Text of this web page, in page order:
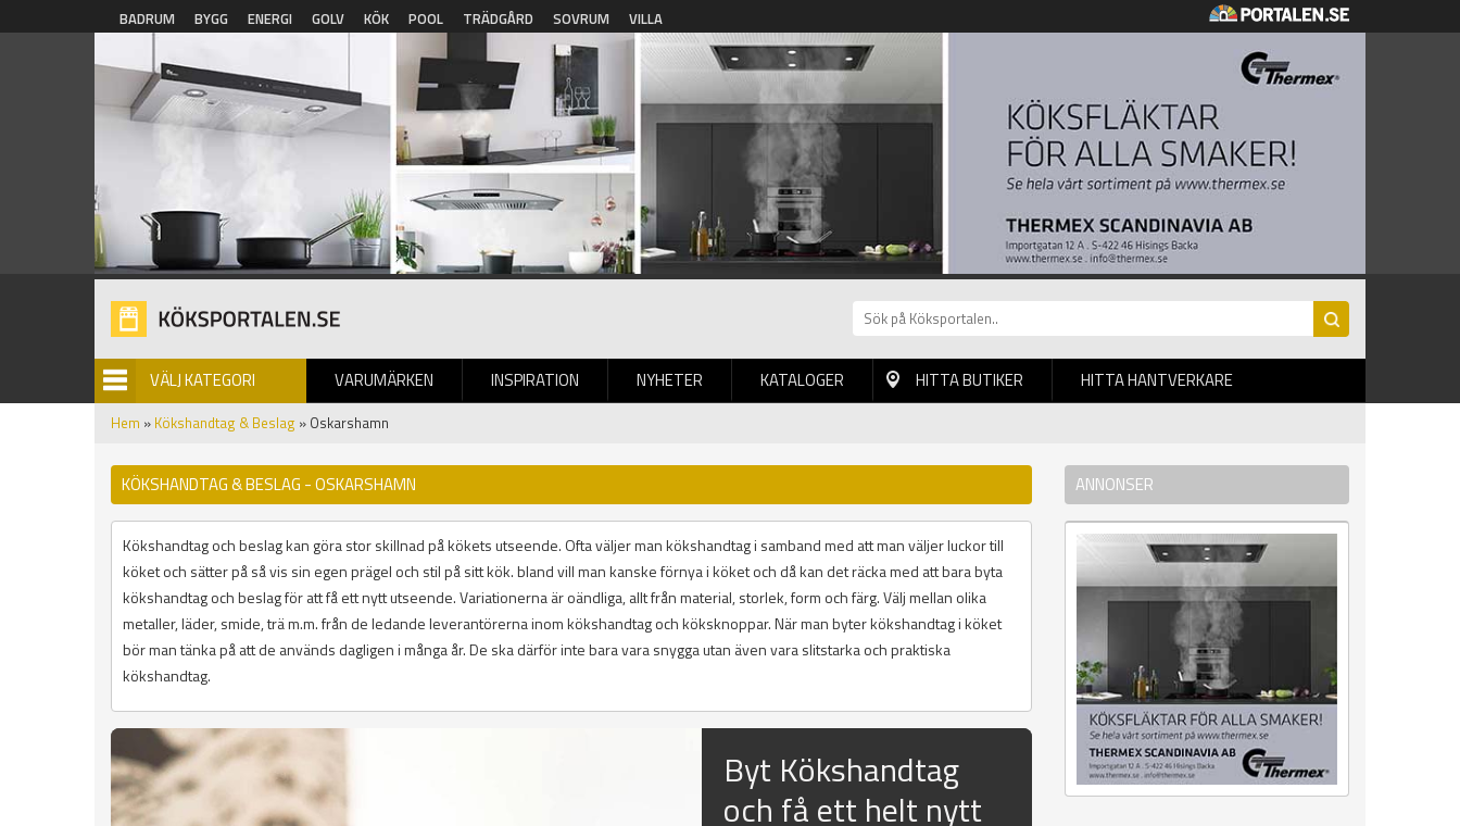
Hoppa till huvudinnehåll
BADRUM BYGG ENERGI GOLV KÖK POOL TRÄDGÅRD SOVRUM VILLA
VÄLJ KATEGORI VARUMÄRKEN INSPIRATION NYHETER
BILDGALLERI KATALOGER HITTA BUTIKER HITTA HANTVERKARE
Hem » Kökshandtag & Beslag » Oskarshamn
KÖKSHANDTAG & BESLAG - OSKARSHAMN
Kökshandtag och beslag kan göra stor skillnad på kökets utseende. Ofta väljer man kökshandtag i samband med att man väljer luckor till
köket och sätter på så vis sin egen prägel och stil på sitt kök. bland vill man kanske förnya i köket och då kan det räcka med att bara byta
kökshandtag och beslag för att få ett nytt utseende. Variationerna är oändliga, allt från material, storlek, form och färg. Välj mellan olika
metaller, läder, smide, trä m.m. från de ledande leverantörerna inom kökshandtag och köksknoppar. När man byter kökshandtag i köket
bör man tänka på att de används dagligen i många år. De ska därför inte bara vara snygga utan även vara slitstarka och praktiska
kökshandtag.
Byt Kökshandtag
och få ett helt nytt
ANNONSER